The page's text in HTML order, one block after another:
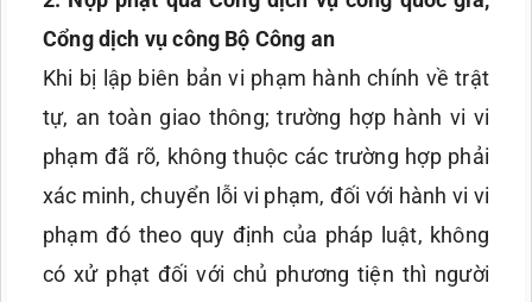
Cổng dịch vụ công Bộ Công an
Khi bị lập biên bản vi phạm hành chính về trật
tự, an toàn giao thông; trường hợp hành vi vi
phạm đã rõ, không thuộc các trường hợp phải
xác minh, chuyển lỗi vi phạm, đối với hành vi vi
phạm đó theo quy định của pháp luật, không
có xử phạt đối với chủ phương tiện thì người